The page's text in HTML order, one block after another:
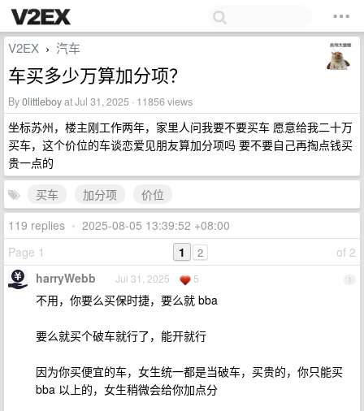
V2EX › 汽车
车买多少万算加分项？
By0littleboyat Jul 31, 2025 · 11856 views
坐标苏州，楼主刚工作两年，家里人问我要不要买车 愿意给我二十万
买车，这个价位的车谈恋爱见朋友算加分项吗 要不要自己再掏点钱买
贵一点的
买车
加分项
价位
119 replies • 2025-08-05 13:39:52 +08:00
Page 1
of 2
1 2
1
harryWebb Jul 31, 2025 5
不用，你要么买保时捷，要么就 bba
要么就买个破车就行了，能开就行
因为你买便宜的车，女生统一都是当破车，买贵的，你只能买
bba 以上的，女生稍微会给你加点分